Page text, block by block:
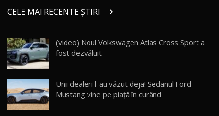
combină aventura cu luxul / AutoBlog.MD
36:08
15
chinez care face lumea să se întoarcă după el
/ AutoBlog.MD
17:27
16 14:37
CELE MAI RECENTE ȘTIRI
(video) Noul Volkswagen Atlas Cross Sport a
fost dezvăluit
Unii dealeri l-au văzut deja! Sedanul Ford
Mustang vine pe piață în curând